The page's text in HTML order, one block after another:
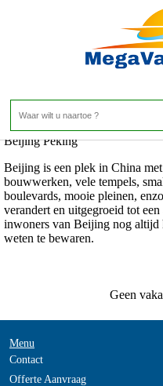
Home>
Beijing Peking
Beijing is een plek in China
bouwwerken, vele tempels,
boulevards, mooie pleinen,
verandert en uitgegroeid tot
inwoners van Beijing nog altijd
weten te bewaren.
Geen
Menu
Contact
Offerte Aanvraag